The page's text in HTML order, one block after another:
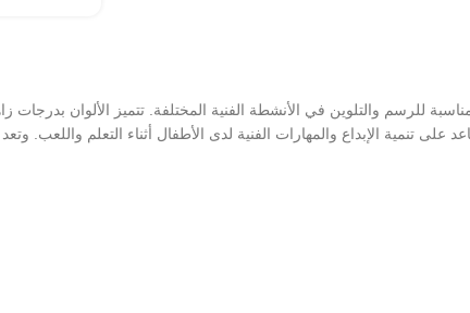
للرسم والتلوين في الأنشطة الفنية المختلفة. تتميز الألوان بدرجات
تنمية الإبداع والمهارات الفنية لدى الأطفال أثناء التعلم واللعب.